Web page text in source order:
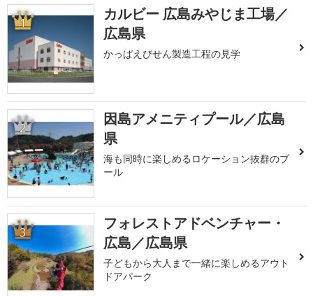
1
カルビー 広島みやじま工場／
広島県
かっぱえびせん製造工程の見学
2
因島アメニティプール／広島
県
海も同時に楽しめるロケーション抜群のプ
ール
3
フォレストアドベンチャー・
広島／広島県
子どもから大人まで一緒に楽しめるアウト
ドアパーク